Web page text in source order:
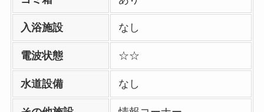
入浴施設 なし
電波状態 ☆☆
水道設備 なし